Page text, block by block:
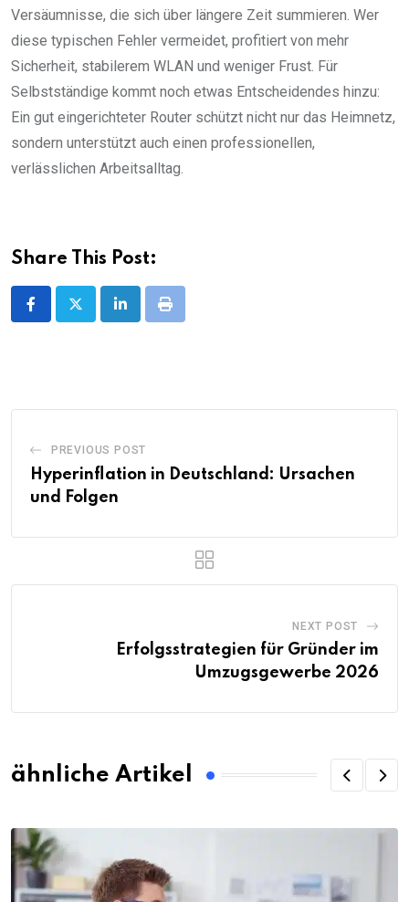
Versäumnisse, die sich über längere Zeit summieren. Wer
diese typischen Fehler vermeidet, profitiert von mehr
Sicherheit, stabilerem WLAN und weniger Frust. Für
Selbstständige kommt noch etwas Entscheidendes hinzu:
Ein gut eingerichteter Router schützt nicht nur das Heimnetz,
sondern unterstützt auch einen professionellen,
verlässlichen Arbeitsalltag.
Share This Post:
LinkedInPrint
PREVIOUS POST
Hyperinflation in Deutschland: Ursachen
und Folgen
NEXT POST
Erfolgsstrategien für Gründer im
Umzugsgewerbe 2026
ähnliche Artikel